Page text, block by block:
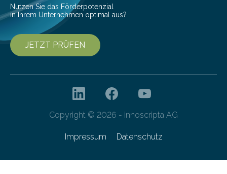
Nutzen Sie das Förderpotenzial
in Ihrem Unternehmen optimal aus?
JETZT PRÜFEN
Copyright © 2026 - innoscripta AG
Impressum Datenschutz